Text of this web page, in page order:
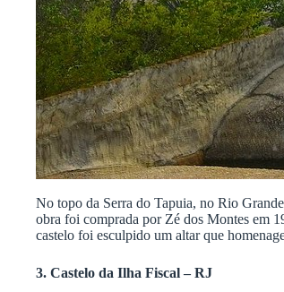
No topo da Serra do Tapuia, no Rio
obra foi comprada por Zé dos Montes em
castelo foi esculpido um altar que
3. Castelo da Ilha Fiscal – RJ